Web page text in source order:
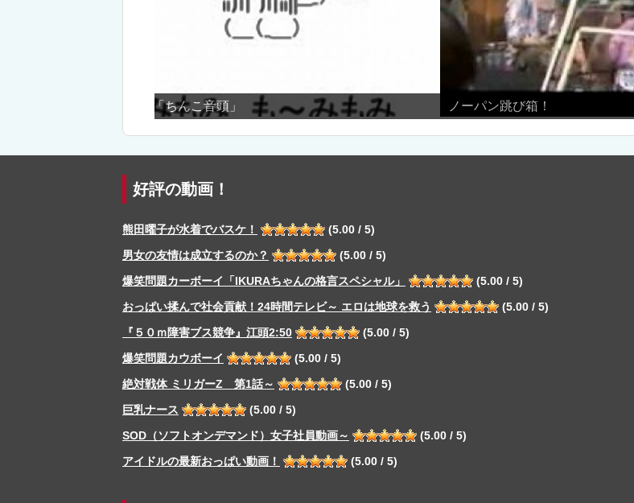
ノーパン跳び箱！
好評の動画！
熊田曜子が水着でバスケ！
(5.00 / 5)
男女の友情は成立するのか？
(5.00 / 5)
爆笑問題カーボーイ「IKURAちゃんの格言スペシャル」
(5.00 / 5)
おっぱい揉んで社会貢献！24時間テレビ～ エロは地球を救う
(5.00 / 5)
『５０ｍ障害ブス競争』江頭2:50
(5.00 / 5)
爆笑問題カウボーイ
(5.00 / 5)
絶対戦体 ミリガーZ 第1話～
(5.00 / 5)
巨乳ナース
(5.00 / 5)
SOD（ソフトオンデマンド）女子社員動画～
(5.00 / 5)
アイドルの最新おっぱい動画！
(5.00 / 5)